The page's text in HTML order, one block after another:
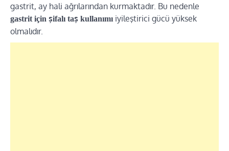
gastrit, ay hali ağrılarından kurmaktadır. Bu nedenle
gastrit için şifalı taş kullanımı iyileştirici gücü yüksek
olmalıdır.